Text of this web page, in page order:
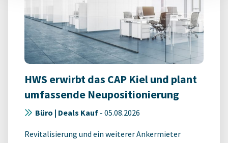
HWS erwirbt das CAP Kiel und plant
umfassende Neupositionierung
Büro | Deals Kauf - 05.08.2026
Revitalisierung und ein weiterer Ankermieter